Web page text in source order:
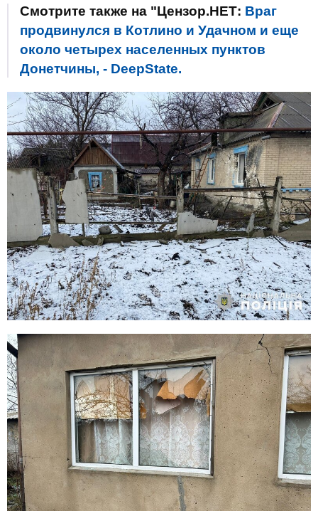
Смотрите также на "Цензор.НЕТ: Враг
продвинулся в Котлино и Удачном и еще
около четырех населенных пунктов
Донетчины, - DeepState.